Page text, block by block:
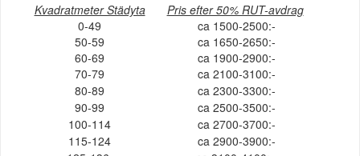
Kvadratmeter Städyta
Pris efter 50% RUT-avdrag
0-49
ca 1500-2500:-
50-59
ca 1650-2650:-
60-69
ca 1900-2900:-
70-79
ca 2100-3100:-
80-89
ca 2300-3300:-
90-99
ca 2500-3500:-
100-114
ca 2700-3700:-
115-124
ca 2900-3900:-